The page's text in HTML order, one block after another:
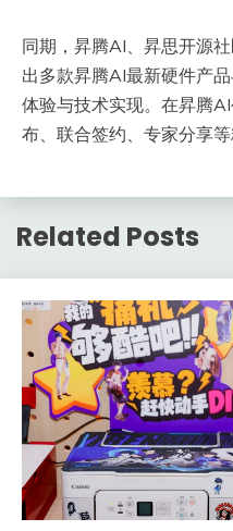
同期，昇腾AI、昇思开源
出多款昇腾AI最新硬件产
体验与技术实现。在昇腾
布、联合签约、专家分享等
Related Posts